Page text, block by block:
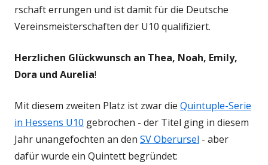
rschaft errungen und ist damit für die Deutsche
Vereinsmeisterschaften der U10 qualifiziert.
Herzlichen Glückwunsch an Thea, Noah, Emily,
Dora und Aurelia!
Mit diesem zweiten Platz ist zwar die Quintuple-Serie
in Hessens U10 gebrochen - der Titel ging in diesem
Jahr unangefochten an den SV Oberursel - aber
dafür wurde ein Quintett begründet: